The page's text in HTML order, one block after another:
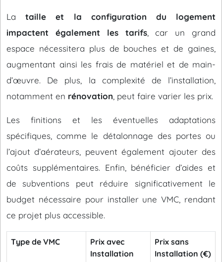
Lataille et la configuration du logement
impactent également les tarifs, car un grand
espace nécessitera plus de bouches et de gaines,
augmentant ainsi les frais de matériel et de main-
d’œuvre. De plus, la complexité de l’installation,
notamment en rénovation , peut faire varier les prix.
Les finitions et les éventuelles adaptations
spécifiques, comme le détalonnage des portes ou
l’ajout d’aérateurs, peuvent également ajouter des
coûts supplémentaires. Enfin, bénéficier d’aides et
de subventions peut réduire significativement le
budget nécessaire pour installer une VMC, rendant
ce projet plus accessible.
Type de VMC
Prix avec
Installation
Prix sans
Installation (€)